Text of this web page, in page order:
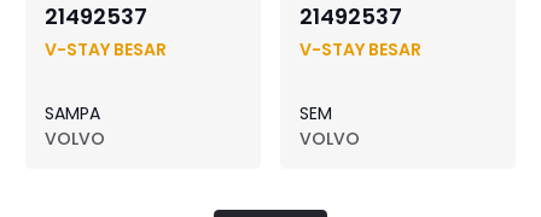
21492537
V-STAY BESAR
SAMPA
VOLVO
21492537
V-STAY BESAR
SEM
VOLVO